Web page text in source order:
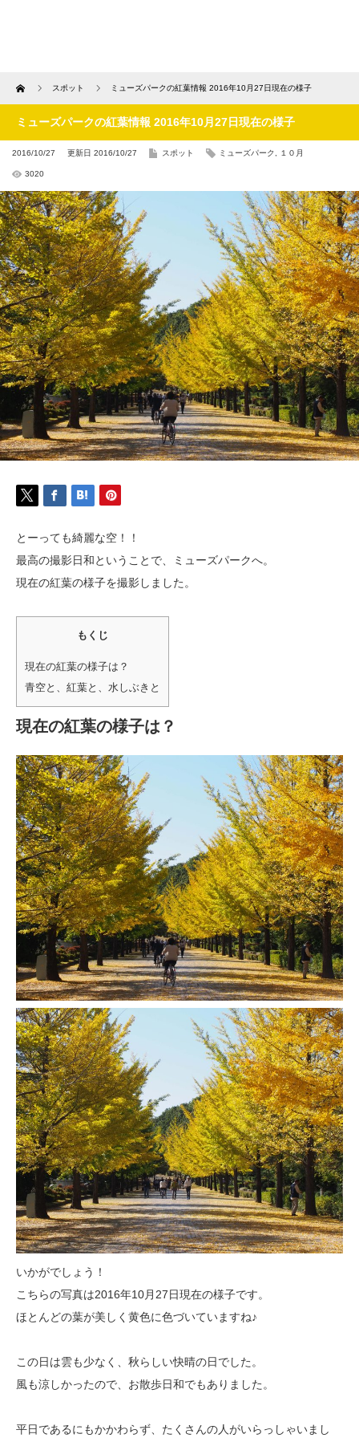
Home スポット ミューズパークの紅葉情報 2016年10月27日現在の様子
ミューズパークの紅葉情報 2016年10月27日現在の様子
2016/10/27 更新日 2016/10/27 スポット ミューズパーク １０月
3020
とーっても綺麗な空！！
最高の撮影日和ということで、ミューズパークへ。
現在の紅葉の様子を撮影しました。
もくじ
現在の紅葉の様子は？
青空と、紅葉と、水しぶきと
現在の紅葉の様子は？
いかがでしょう！
こちらの写真は2016年10月27日現在の様子です。
ほとんどの葉が美しく黄色に色づいていますね♪
この日は雲も少なく、秋らしい快晴の日でした。
風も涼しかったので、お散歩日和でもありました。
平日であるにもかかわらず、たくさんの人がいらっしゃいまし